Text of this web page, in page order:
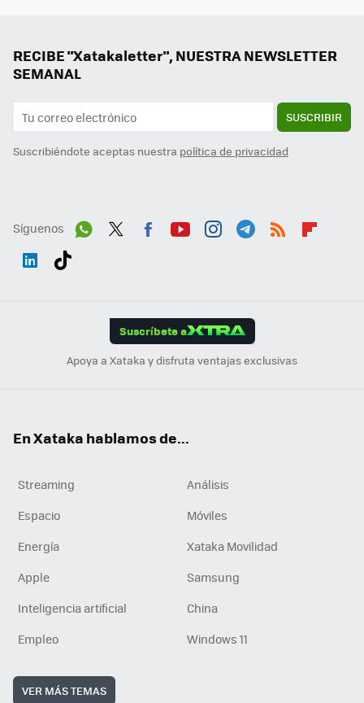
RECIBE "Xatakaletter", NUESTRA NEWSLETTER
SEMANAL
SUSCRIBIR
Suscribiéndote aceptas nuestra política de privacidad
Síguenos
Suscríbete a
Apoya a Xataka y disfruta ventajas exclusivas
En Xataka hablamos de...
Streaming
Análisis
Espacio
Móviles
Energía
Xataka Movilidad
Apple
Samsung
Inteligencia artificial
China
Empleo
Windows 11
VER MÁS TEMAS